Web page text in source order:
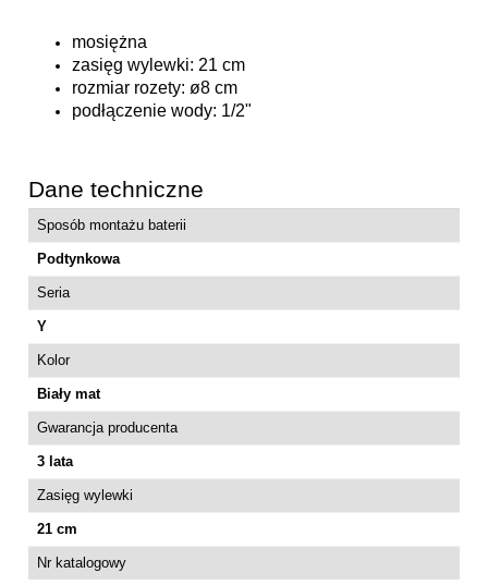
mosiężna
zasięg wylewki: 21 cm
rozmiar rozety: ø8 cm
podłączenie wody: 1/2"
Dane techniczne
Sposób montażu baterii
Podtynkowa
Seria
Y
Kolor
Biały mat
Gwarancja producenta
3 lata
Zasięg wylewki
21 cm
Nr katalogowy